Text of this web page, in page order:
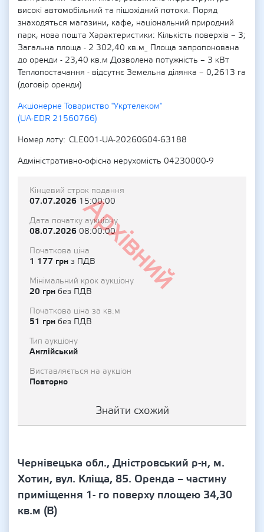
високі автомобільний та пішохідний потоки. Поряд
знаходяться магазини, кафе, національний природний
парк, нова пошта Характеристики: Кількість поверхів – 3;
Загальна площа - 2 302,40 кв.м_ Площа запропонована
до оренди - 23,40 кв.м Дозволена потужність – 3 кВт
Теплопостачання - відсутнє Земельна ділянка – 0,2613 га
(договір оренди)
Акціонерне Товариство "Укртелеком"
(UA-EDR 21560766)
Номер лоту
CLE001-UA-20260604-63188
Адміністративно-офісна нерухомість 04230000-9
Архівний
Кінцевий строк подання
07.07.2026 15:00:00
Дата початку аукціону
08.07.2026 08:00:00
Початкова ціна
1 177 грн з ПДВ
Мінімальний крок аукціону
20 грн без ПДВ
Початкова ціна за кв.м
51 грн без ПДВ
Тип аукціону
Англійський
Виставляється на аукціон
Повторно
Знайти схожий
Чернівецька обл., Дністровський р-н, м.
Хотин, вул. Кліща, 85. Оренда – частину
приміщення 1- го поверху площею 34,30
кв.м (В)